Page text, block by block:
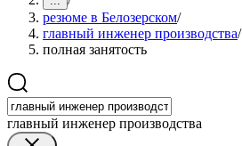
резюме в Белозерском/
главный инженер производства/
полная занятость
главный инженер производства